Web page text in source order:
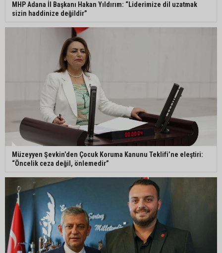
MHP Adana İl Başkanı Hakan Yıldırım: “Liderimize dil uzatmak
sizin haddinize değildir”
Müzeyyen Şevkin’den Çocuk Koruma Kanunu Teklifi’ne eleştiri:
“Öncelik ceza değil, önlemedir”